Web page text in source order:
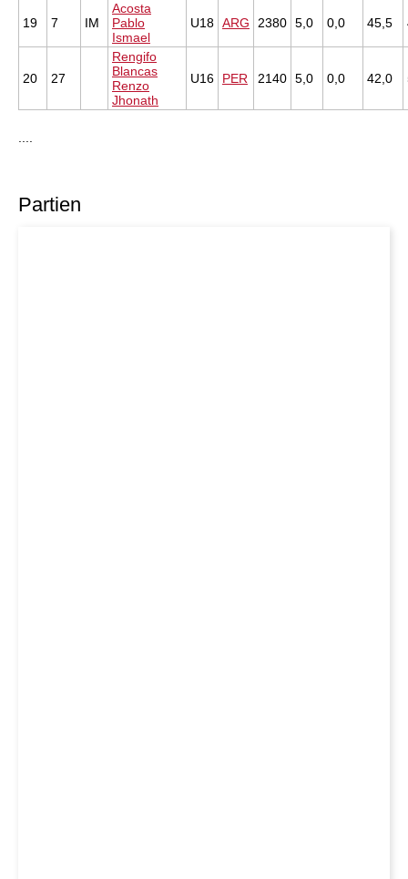
19 7 IM
Acosta
Pablo
Ismael
U18 ARG 2380 5,0 0,0 45,5
20 27
Rengifo
Blancas
Renzo
Jhonath
U16 PER 2140 5,0 0,0 42,0
Partien